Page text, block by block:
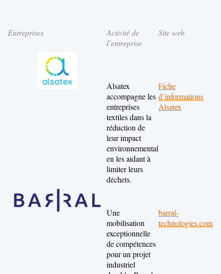
Entreprises
Activité de
l’entreprise
Site web
Alsatex
accompagne les
entreprises
textiles dans la
réduction de
leur impact
environnemental
en les aidant à
limiter leurs
déchets.
Fiche
d’informations
Alsatex
Une
mobilisation
exceptionnelle
de compétences
pour un projet
industriel
barral-
technologies.com